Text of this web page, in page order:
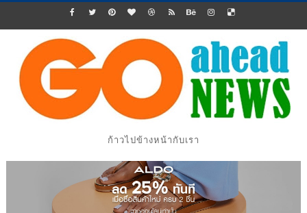
ก้าวไปข้างหน้ากับเรา